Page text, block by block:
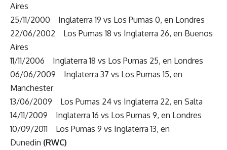
Aires
25/11/2000 Inglaterra 19 vs Los Pumas 0, en Londres
22/06/2002 Los Pumas 18 vs Inglaterra 26, en Buenos
Aires
11/11/2006 Inglaterra 18 vs Los Pumas 25, en Londres
06/06/2009 Inglaterra 37 vs Los Pumas 15, en
Manchester
13/06/2009 Los Pumas 24 vs Inglaterra 22, en Salta
14/11/2009 Inglaterra 16 vs Los Pumas 9, en Londres
10/09/2011 Los Pumas 9 vs Inglaterra 13, en
Dunedin (RWC)